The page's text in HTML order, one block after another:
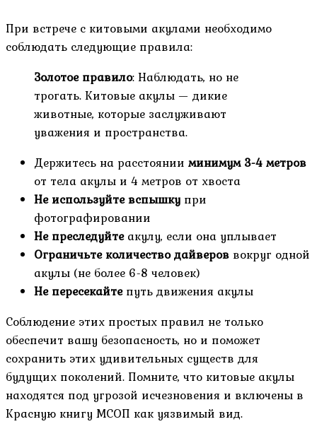
При встрече с китовыми акулами необходимо
соблюдать следующие правила:
Золотое правило: Наблюдать, но не
трогать. Китовые акулы — дикие
животные, которые заслуживают
уважения и пространства.
Держитесь на расстоянии минимум 3-4 метров
от тела акулы и 4 метров от хвоста
Не используйте вспышку при
фотографировании
Не преследуйтеакулу, если она уплывает
Ограничьте количество дайвероввокруг одной
акулы (не более 6-8 человек)
Не пересекайтепуть движения акулы
Соблюдение этих простых правил не только
обеспечит вашу безопасность, но и поможет
сохранить этих удивительных существ для
будущих поколений. Помните, что китовые акулы
находятся под угрозой исчезновения и включены в
Красную книгу МСОП как уязвимый вид.